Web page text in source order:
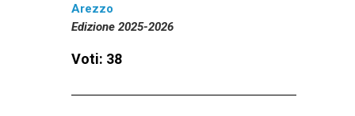
Arezzo
Edizione 2025-2026
Voti: 38